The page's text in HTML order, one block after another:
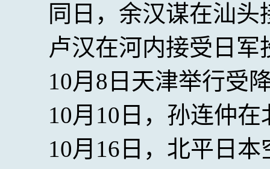
同日，余汉谋在汕头
卢汉在河内接受日军
10月8日天津举行受
10月10日，孙连仲
10月16日，北平日